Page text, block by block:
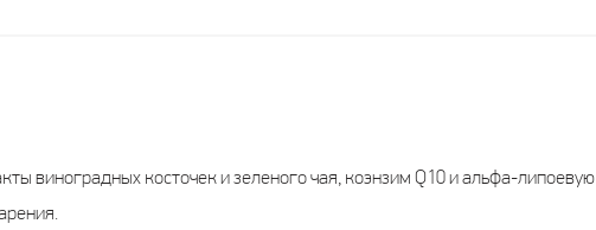
виноградных косточек и зеленого чая, коэнзим Q10 и альфа-липоевую